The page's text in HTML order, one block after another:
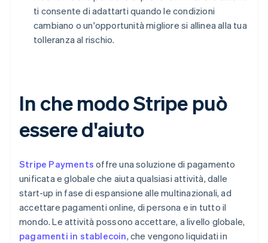
ti consente di adattarti quando le condizioni
cambiano o un'opportunità migliore si allinea alla tua
tolleranza al rischio.
In che modo Stripe può
essere d'aiuto
Stripe Payments offre una soluzione di pagamento
unificata e globale che aiuta qualsiasi attività, dalle
start-up in fase di espansione alle multinazionali, ad
accettare pagamenti online, di persona e in tutto il
mondo. Le attività possono accettare, a livello globale,
pagamenti in stablecoin, che vengono liquidati in